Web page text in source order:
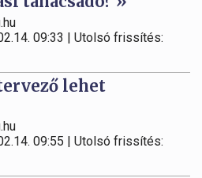
09:33 | Utolsó frissítés:
lehet
09:55 | Utolsó frissítés: